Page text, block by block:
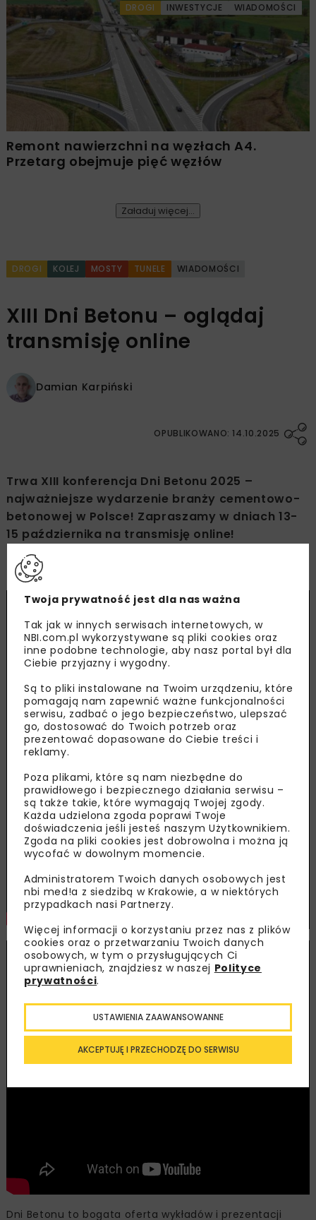
DROGI INWESTYCJE WIADOMOŚCI
Remont nawierzchni na węzłach A4.
Przetarg obejmuje pięć węzłów
Załaduj więcej...
DROGI KOLEJ MOSTY TUNELE WIADOMOŚCI
XIII Dni Betonu – oglądaj
transmisję online
Damian Karpiński
OPUBLIKOWANO: 14.10.2025
Trwa XIII konferencja Dni Betonu 2025 –
najważniejsze wydarzenie branży cementowo-
betonowej w Polsce! Zapraszamy w dniach 13-
15 października na transmisję online!
Oglądaj na żywo.
Dni Betonu to bogata oferta wykładów i prezentacji
Twoja prywatność jest dla nas ważna
Tak jak w innych serwisach internetowych, w
NBI.com.pl wykorzystywane są pliki cookies oraz
inne podobne technologie, aby nasz portal był dla
Ciebie przyjazny i wygodny.
Są to pliki instalowane na Twoim urządzeniu, które
pomagają nam zapewnić ważne funkcjonalności
serwisu, zadbać o jego bezpieczeństwo, ulepszać
go, dostosować do Twoich potrzeb oraz
prezentować dopasowane do Ciebie treści i
reklamy.
Poza plikami, które są nam niezbędne do
prawidłowego i bezpiecznego działania serwisu –
są także takie, które wymagają Twojej zgody.
Każda udzielona zgoda poprawi Twoje
doświadczenia jeśli jesteś naszym Użytkownikiem.
Zgoda na pliki cookies jest dobrowolna i można ją
wycofać w dowolnym momencie.
Administratorem Twoich danych osobowych jest
nbi med!a z siedzibą w Krakowie, a w niektórych
przypadkach nasi Partnerzy.
Więcej informacji o korzystaniu przez nas z plików
cookies oraz o przetwarzaniu Twoich danych
osobowych, w tym o przysługujących Ci
uprawnieniach, znajdziesz w naszej Polityce
prywatności.
AKCEPTUJĘ I PRZECHODZĘ DO SERWISU
USTAWIENIA ZAAWANSOWANNE